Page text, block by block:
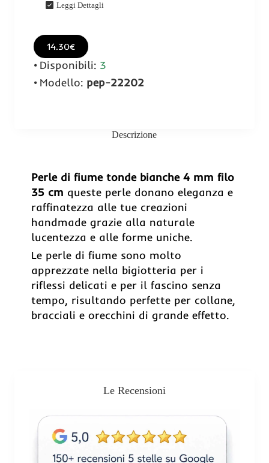
Leggi Dettagli
14.30€
Disponibili: 3
Modello: pep-22202
Descrizione
Perle di fiume tonde bianche 4 mm filo
35 cm queste perle donano eleganza e
raffinatezza alle tue creazioni
handmade grazie alla naturale
lucentezza e alle forme uniche.
Le perle di fiume sono molto
apprezzate nella bigiotteria per i
riflessi delicati e per il fascino senza
tempo, risultando perfette per collane,
bracciali e orecchini di grande effetto.
Le Recensioni